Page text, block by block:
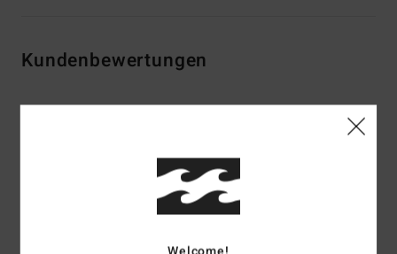
Kundenbewertungen
4.5/5
50% unserer Kunden empfehlen dieses Produkt